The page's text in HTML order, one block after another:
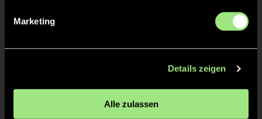
Marketing
Details zeigen
Alle zulassen